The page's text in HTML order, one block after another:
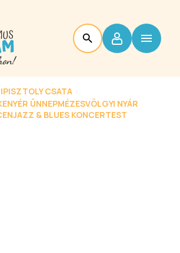
CSATA
ÜNNEPMÉZESVÖLGYI NYÁR
JAZZ & BLUES KONCERTEST